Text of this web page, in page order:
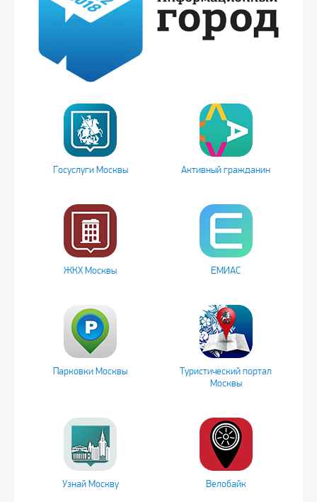
Госуслуги Москвы Активный гражданин
ЖКХ Москвы ЕМИАС
Парковки Москвы
Туристический портал
Москвы
Узнай Москву Велобайк